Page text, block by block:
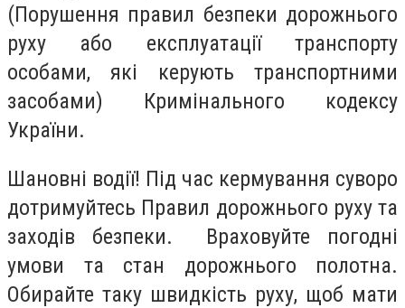
(Порушення правил безпеки дорожнього
руху або експлуатації транспорту
особами, які керують транспортними
засобами) Кримінального кодексу
України.
Шановні водії! Під час кермування суворо
дотримуйтесь Правил дорожнього руху та
заходів безпеки. Враховуйте погодні
умови та стан дорожнього полотна.
Обирайте таку швидкість руху, щоб мати